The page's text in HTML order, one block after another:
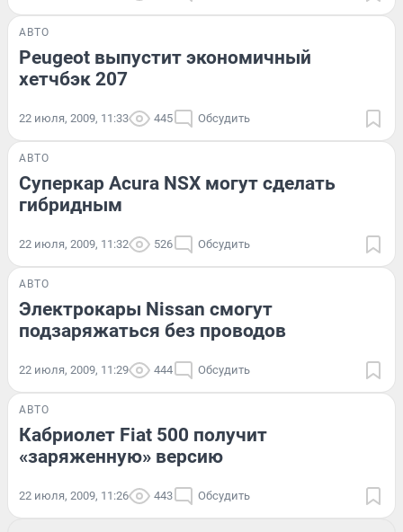
АВТО
Peugeot выпустит экономичный
хетчбэк 207
22 июля, 2009, 11:33 445 Обсудить
АВТО
Суперкар Acura NSX могут сделать
гибридным
22 июля, 2009, 11:32 526 Обсудить
АВТО
Электрокары Nissan смогут
подзаряжаться без проводов
22 июля, 2009, 11:29 444 Обсудить
АВТО
Кабриолет Fiat 500 получит
«заряженную» версию
22 июля, 2009, 11:26 443 Обсудить